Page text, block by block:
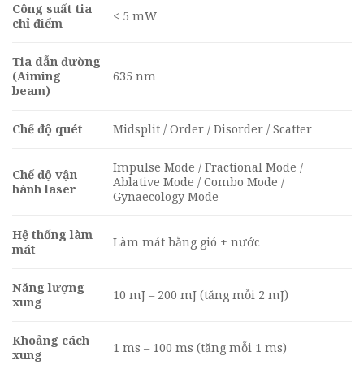
Công suất tia
chỉ điểm
< 5 mW
Tia dẫn đường
(Aiming
beam)
635 nm
Chế độ quét Midsplit / Order / Disorder / Scatter
Chế độ vận
hành laser
Impulse Mode / Fractional Mode /
Ablative Mode / Combo Mode /
Gynaecology Mode
Hệ thống làm
mát
Làm mát bằng gió + nước
Năng lượng
xung
10 mJ – 200 mJ (tăng mỗi 2 mJ)
Khoảng cách
xung
1 ms – 100 ms (tăng mỗi 1 ms)